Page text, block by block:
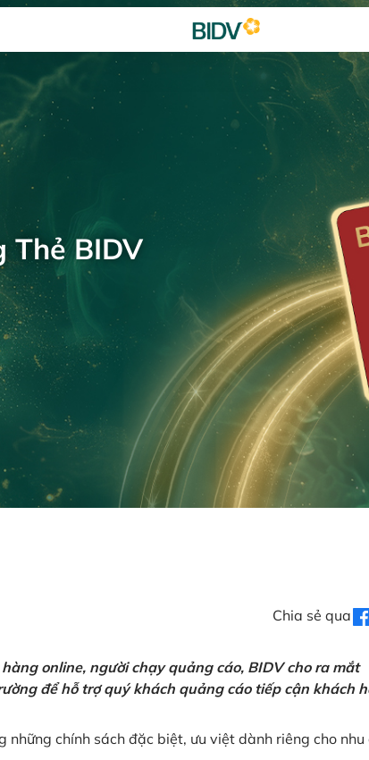
Thẻ BIDV
Chia sẻ qua
online, người chạy quảng cáo, BIDV cho ra mắt
để hỗ trợ quý khách quảng cáo tiếp cận khách
chính sách đặc biệt, ưu việt dành riêng cho nhu